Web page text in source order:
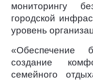
мониторингу
городской
уровень
«Обеспечение
создание
семейного